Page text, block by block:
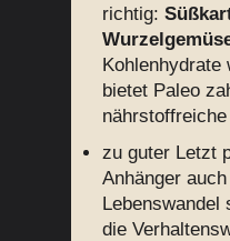
richtig:
Kohlenhydrate
bietet Paleo
zu guter Letzt
Anhänger
Lebenswandel
die